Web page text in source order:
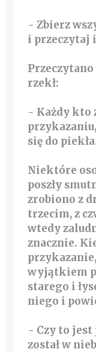
- Zbierz
i przeczytaj
rzekł:
- Każdy kto
się do
Niektóre
poszły
zrobiono z
trzecim, z
wtedy
znacznie.
wyjątkiem
starego i
niego i
- Czy to
został w